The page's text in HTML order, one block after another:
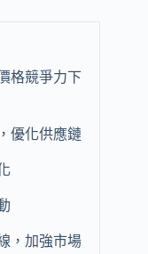
格競爭力下
優化供應鏈
，加強市場